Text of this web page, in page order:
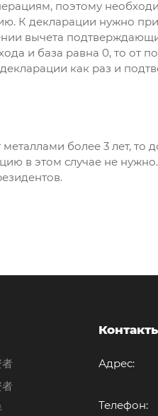
поэтому
К декларации нужно
вычета
и база равна 0, то от
как раз и
более 3 лет, то
в этом случае не
Адрес:
Телефон: